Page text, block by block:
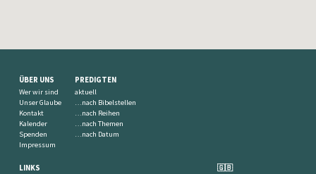
ÜBER UNS
Wer wir sind
Unser Glaube
Kontakt
Kalender
Spenden
Impressum
PREDIGTEN
aktuell
…nach Bibelstellen
…nach Reihen
…nach Themen
…nach Datum
LINKS 🇬🇧